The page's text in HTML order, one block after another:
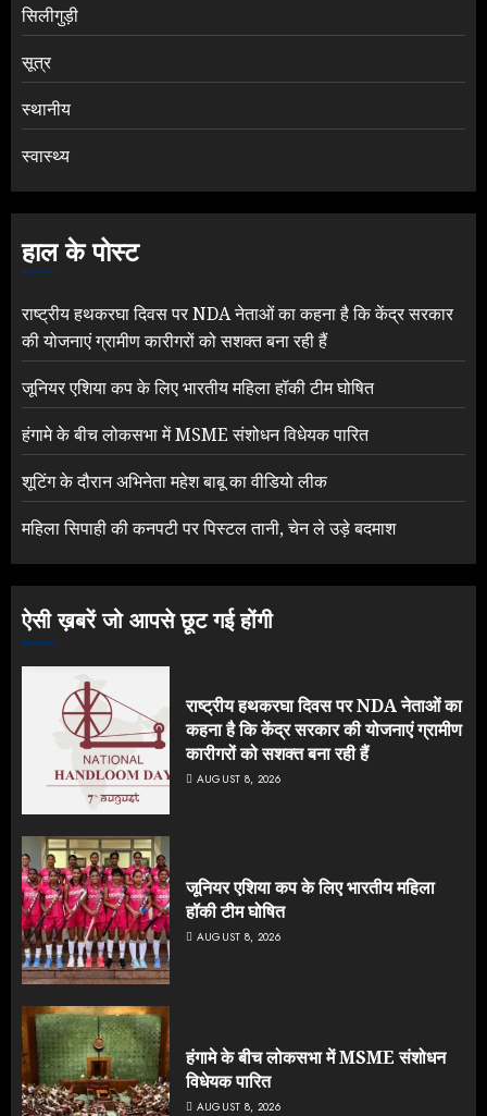
सिलीगुड़ी
सूत्र
स्थानीय
स्वास्थ्य
हाल के पोस्ट
राष्ट्रीय हथकरघा दिवस पर NDA नेताओं का कहना है कि केंद्र सरकार
की योजनाएं ग्रामीण कारीगरों को सशक्त बना रही हैं
जूनियर एशिया कप के लिए भारतीय महिला हॉकी टीम घोषित
हंगामे के बीच लोकसभा में MSME संशोधन विधेयक पारित
शूटिंग के दौरान अभिनेता महेश बाबू का वीडियो लीक
महिला सिपाही की कनपटी पर पिस्टल तानी, चेन ले उड़े बदमाश
ऐसी ख़बरें जो आपसे छूट गई होंगी
राष्ट्रीय हथकरघा दिवस पर NDA नेताओं का
कहना है कि केंद्र सरकार की योजनाएं ग्रामीण
कारीगरों को सशक्त बना रही हैं
AUGUST 8, 2026
जूनियर एशिया कप के लिए भारतीय महिला
हॉकी टीम घोषित
AUGUST 8, 2026
हंगामे के बीच लोकसभा में MSME संशोधन
विधेयक पारित
AUGUST 8, 2026